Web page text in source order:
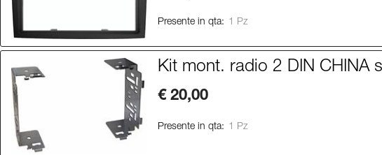
Presente in qta: 1 Pz
Kit mont. radio 2 DIN CHINA
€ 20,00
Presente in qta: 1 Pz